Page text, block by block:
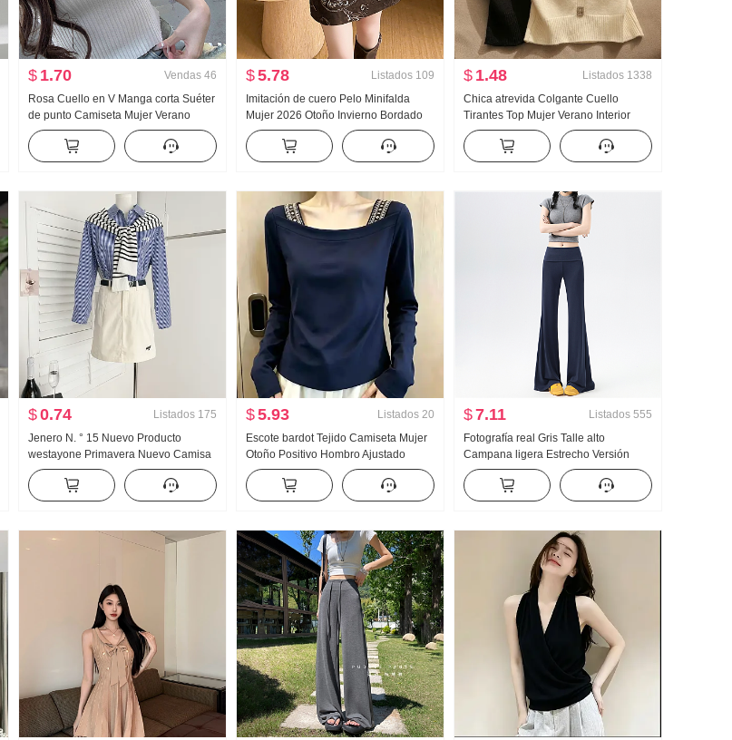
$ 1.70 Vendas 46
Rosa Cuello en V Manga corta Suéter
de punto Camiseta Mujer Verano
2026 Nuevo Ajustado Adelgazante
Entallado Dulce picante Viento Corto
Top
$5.78 Listados 109
Imitación de cuero Pelo Minifalda
Mujer 2026 Otoño Invierno Bordado
Gamuza Falda de línea A Talle alto
Antivuelco Pantalones cortos Bordado
Falda corta Mujer
$ 1.48 Listados 1338
Chica atrevida Colgante Cuello
Tirantes Top Mujer Verano Interior
Partido Para uso exterior Belleza
Espalda Ajustado Diseño Sentido
Hombros descubiertos Corto tejido de
$0.74 Listados 175
Jenero N. ° 15 Nuevo Producto
westayone Primavera Nuevo Camisa
para mujer Diseño Sentido Han Serie
Viaje diario Versátil Camisa
$5.93 Listados 20
Escote bardot Tejido Camiseta Mujer
Otoño Positivo Hombro Ajustado
Único Hermoso Gigante Bonito
Interior Partido Manga Larga Top
Camiseta Interior
$7.11 Listados 555
Fotografía real Gris Talle alto
Campana ligera Estrecho Versión
Pantalones deportivos Mujer Verano
2026 Año Nuevo Ajustado Yoga
Deporte Wei Pantalones